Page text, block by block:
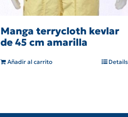
Manga terrycloth kevlar
de 45 cm amarilla
Añadir al carrito Details